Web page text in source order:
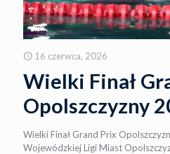
16 czerwca, 2026
Wielki Finał
Opolszczyzny
Wielki Finał Grand Prix
Wojewódzkiej Ligi Miast